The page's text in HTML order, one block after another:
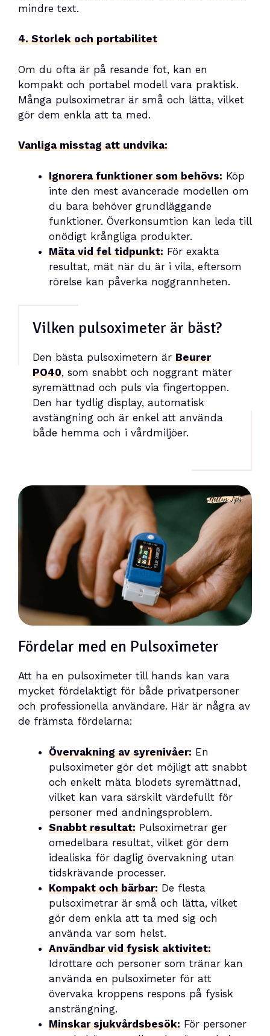
mindre text.
4. Storlek och portabilitet
Om du ofta är på resande fot, kan en
kompakt och portabel modell vara praktisk.
Många pulsoximetrar är små och lätta, vilket
gör dem enkla att ta med.
Vanliga misstag att undvika:
Ignorera funktioner som behövs: Köp
inte den mest avancerade modellen om
du bara behöver grundläggande
funktioner. Överkonsumtion kan leda till
onödigt krångliga produkter.
Mäta vid fel tidpunkt: För exakta
resultat, mät när du är i vila, eftersom
rörelse kan påverka noggrannheten.
Vilken pulsoximeter är bäst?
Den bästa pulsoximetern är Beurer
PO40, som snabbt och noggrant mäter
syremättnad och puls via fingertoppen.
Den har tydlig display, automatisk
avstängning och är enkel att använda
både hemma och i vårdmiljöer.
Fördelar med en Pulsoximeter
Att ha en pulsoximeter till hands kan vara
mycket fördelaktigt för både privatpersoner
och professionella användare. Här är några av
de främsta fördelarna:
Övervakning av syrenivåer: En
pulsoximeter gör det möjligt att snabbt
och enkelt mäta blodets syremättnad,
vilket kan vara särskilt värdefullt för
personer med andningsproblem.
Snabbt resultat: Pulsoximetrar ger
omedelbara resultat, vilket gör dem
idealiska för daglig övervakning utan
tidskrävande processer.
Kompakt och bärbar: De flesta
pulsoximetrar är små och lätta, vilket
gör dem enkla att ta med sig och
använda var som helst.
Användbar vid fysisk aktivitet:
Idrottare och personer som tränar kan
använda en pulsoximeter för att
övervaka kroppens respons på fysisk
ansträngning.
Minskar sjukvårdsbesök: För personer